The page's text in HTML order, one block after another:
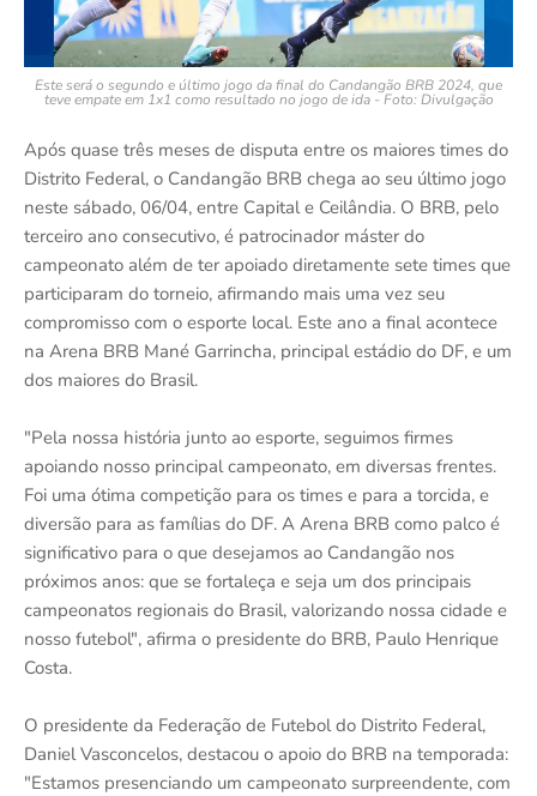
Este será o segundo e último jogo da final do Candangão BRB 2024, que
teve empate em 1x1 como resultado no jogo de ida - Foto: Divulgação
Após quase três meses de disputa entre os maiores times do
Distrito Federal, o Candangão BRB chega ao seu último jogo
neste sábado, 06/04, entre Capital e Ceilândia. O BRB, pelo
terceiro ano consecutivo, é patrocinador máster do
campeonato além de ter apoiado diretamente sete times que
participaram do torneio, afirmando mais uma vez seu
compromisso com o esporte local. Este ano a final acontece
na Arena BRB Mané Garrincha, principal estádio do DF, e um
dos maiores do Brasil.
"Pela nossa história junto ao esporte, seguimos firmes
apoiando nosso principal campeonato, em diversas frentes.
Foi uma ótima competição para os times e para a torcida, e
diversão para as famílias do DF. A Arena BRB como palco é
significativo para o que desejamos ao Candangão nos
próximos anos: que se fortaleça e seja um dos principais
campeonatos regionais do Brasil, valorizando nossa cidade e
nosso futebol", afirma o presidente do BRB, Paulo Henrique
Costa.
O presidente da Federação de Futebol do Distrito Federal,
Daniel Vasconcelos, destacou o apoio do BRB na temporada:
"Estamos presenciando um campeonato surpreendente, com